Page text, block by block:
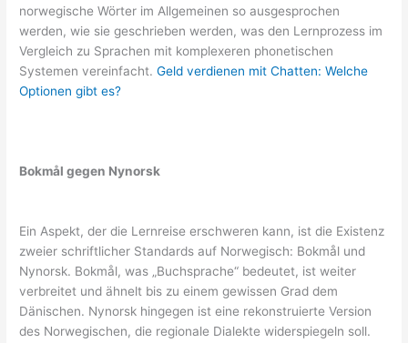
norwegische Wörter im Allgemeinen so ausgesprochen
werden, wie sie geschrieben werden, was den Lernprozess im
Vergleich zu Sprachen mit komplexeren phonetischen
Systemen vereinfacht.Geld verdienen mit Chatten: Welche
Optionen gibt es?
Bokmål gegen Nynorsk
Ein Aspekt, der die Lernreise erschweren kann, ist die Existenz
zweier schriftlicher Standards auf Norwegisch: Bokmål und
Nynorsk. Bokmål, was „Buchsprache“ bedeutet, ist weiter
verbreitet und ähnelt bis zu einem gewissen Grad dem
Dänischen. Nynorsk hingegen ist eine rekonstruierte Version
des Norwegischen, die regionale Dialekte widerspiegeln soll.